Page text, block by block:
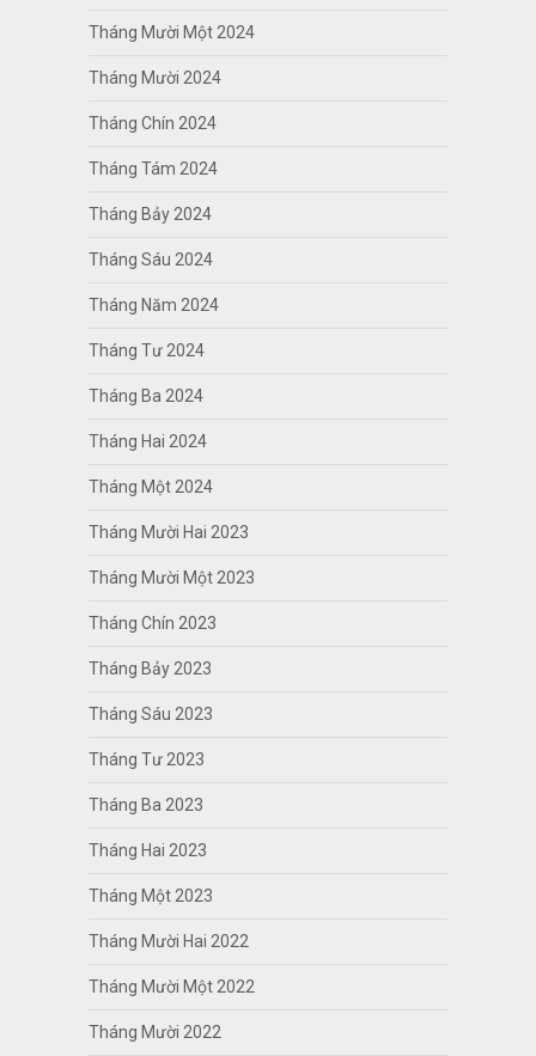
Tháng Mười Một 2024
Tháng Mười 2024
Tháng Chín 2024
Tháng Tám 2024
Tháng Bảy 2024
Tháng Sáu 2024
Tháng Năm 2024
Tháng Tư 2024
Tháng Ba 2024
Tháng Hai 2024
Tháng Một 2024
Tháng Mười Hai 2023
Tháng Mười Một 2023
Tháng Chín 2023
Tháng Bảy 2023
Tháng Sáu 2023
Tháng Tư 2023
Tháng Ba 2023
Tháng Hai 2023
Tháng Một 2023
Tháng Mười Hai 2022
Tháng Mười Một 2022
Tháng Mười 2022